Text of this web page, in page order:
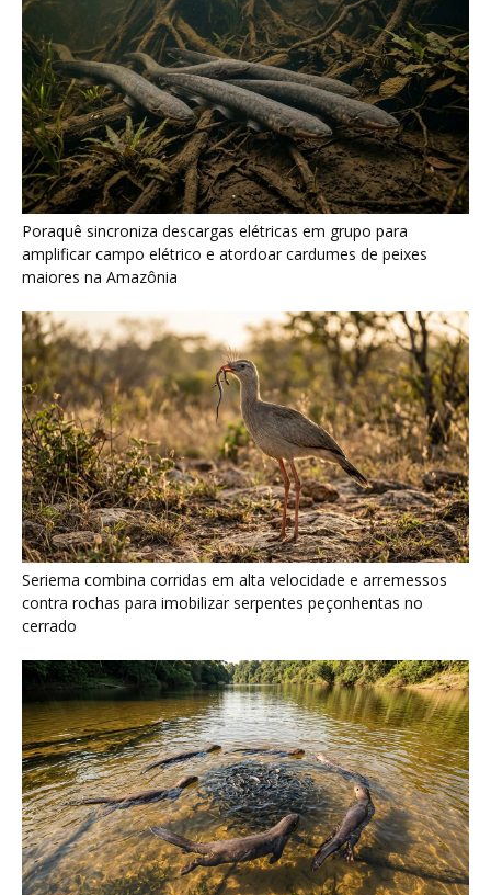
Seriema combina corridas em alta velocidade e arremessos
contra rochas para imobilizar serpentes peçonhentas no
cerrado
Ariranha sincroniza caça coletiva com vocalização subaquática
e cerca cardumes em rios rasos da Amazônia